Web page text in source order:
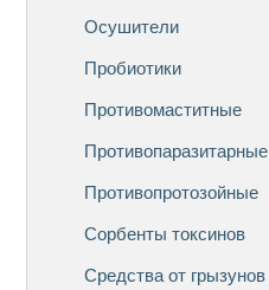
Осушители
Пробиотики
Противомаститные
Противопаразитарные
Противопротозойные
Сорбенты токсинов
Средства от грызунов